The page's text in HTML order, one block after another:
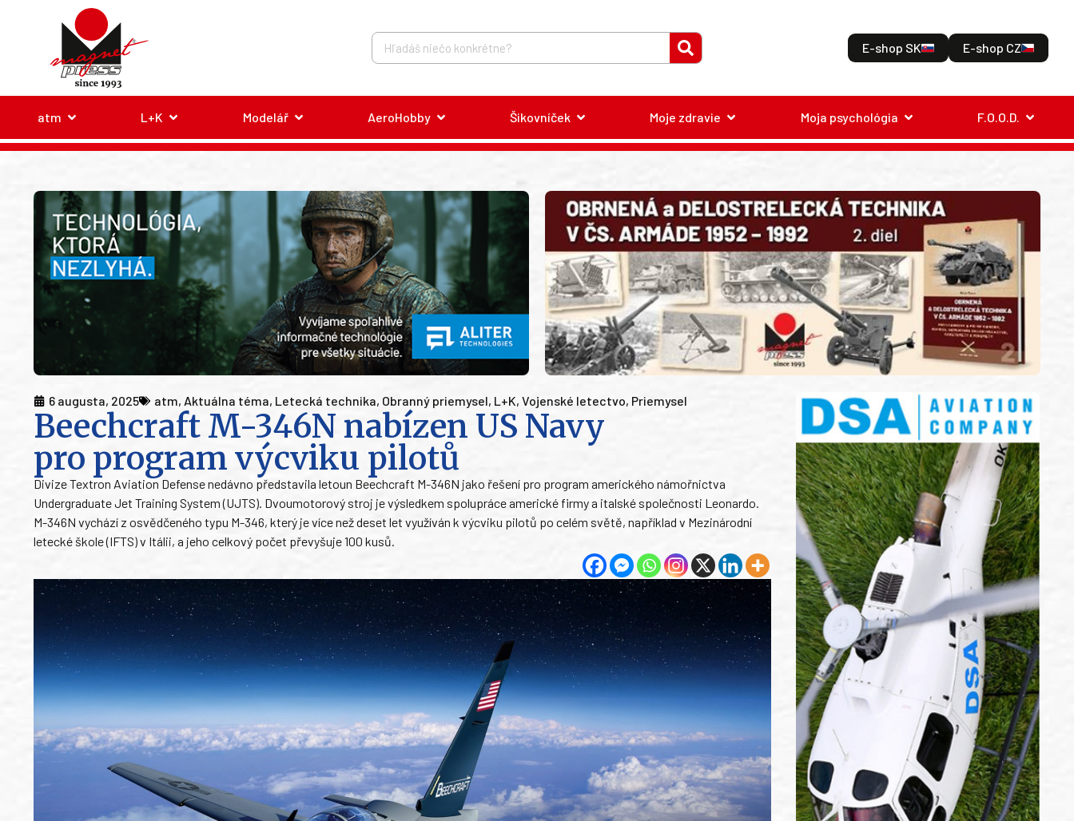
E-shop SK E-shop CZ
atm L+K Modelář AeroHobby Šikovníček Moje zdravie Moja psychológia F.O.O.D.
6 augusta, 2025 atm, Aktuálna téma, Letecká technika, Obranný priemysel, L+K, Vojenské letectvo, Priemysel
Beechcraft M-346N nabízen US Navy
pro program výcviku pilotů
Divize Textron Aviation Defense nedávno představila letoun Beechcraft M-346N jako řešení pro program amerického námořnictva
Undergraduate Jet Training System (UJTS). Dvoumotorový stroj je výsledkem spolupráce americké firmy a italské společnosti Leonardo.
M-346N vychází z osvědčeného typu M-346, který je více než deset let využíván k výcviku pilotů po celém světě, například v Mezinárodní
letecké škole (IFTS) v Itálii, a jeho celkový počet převyšuje 100 kusů.